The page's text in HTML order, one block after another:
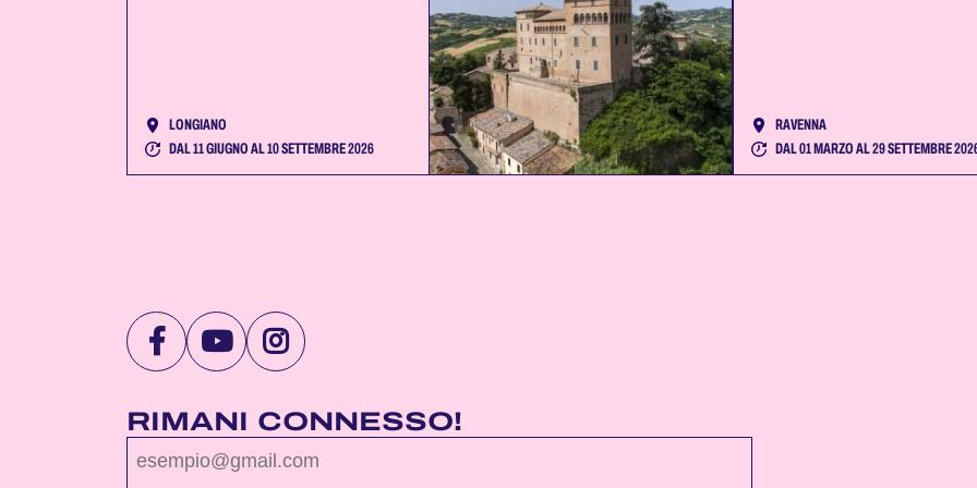
LONGIANO
DAL 11 GIUGNO AL 10 SETTEMBRE 2026
RAVENNA
DAL 01 MARZO AL 29 SETTEMBRE
VISITA
PAGINA
FACEBOOK
DI
VISITA
PAGINA
YOUTUBE
DI
VISITA
PAGINA
INSTAGRAM
DI
RIMANI CONNESSO!